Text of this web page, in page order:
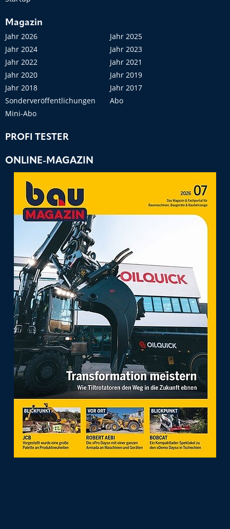
Magazin
Jahr 2026
Jahr 2025
Jahr 2024
Jahr 2023
Jahr 2022
Jahr 2021
Jahr 2020
Jahr 2019
Jahr 2018
Jahr 2017
Sonderveröffentlichungen
Abo
Mini-Abo
PROFI TESTER
ONLINE-MAGAZIN